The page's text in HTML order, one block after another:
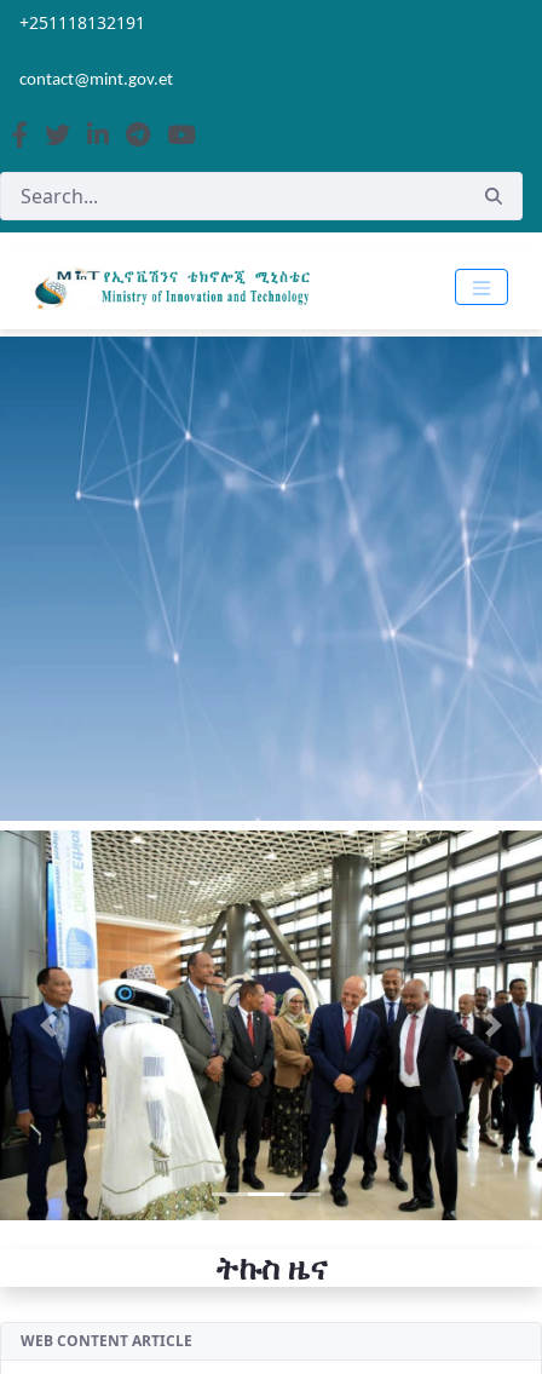
Skip to Main Content
Open Accessibility Menu
+251118132191
contact@mint.gov.et
Previous Next
ትኩስ ዜና
WEB CONTENT ARTICLE